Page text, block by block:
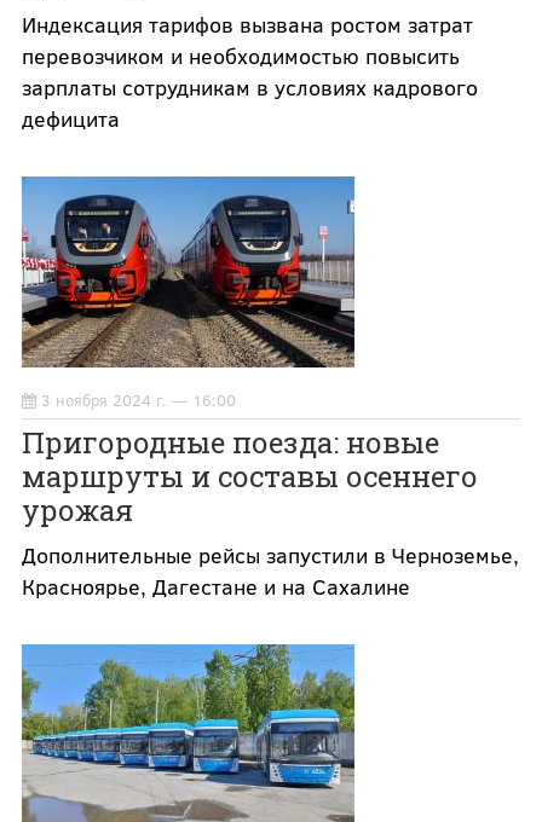
Индексация тарифов вызвана ростом затрат
перевозчиком и необходимостью повысить
зарплаты сотрудникам в условиях кадрового
дефицита
3 ноября 2024 г. — 16:00
Пригородные поезда: новые
маршруты и составы осеннего
урожая
Дополнительные рейсы запустили в Черноземье,
Красноярье, Дагестане и на Сахалине